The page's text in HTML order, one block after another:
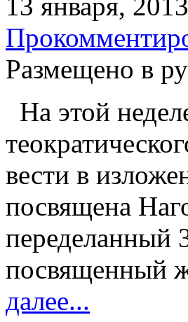
Размещено в
На этой
вести в
посвящена
переделанный
посвященный
далее...